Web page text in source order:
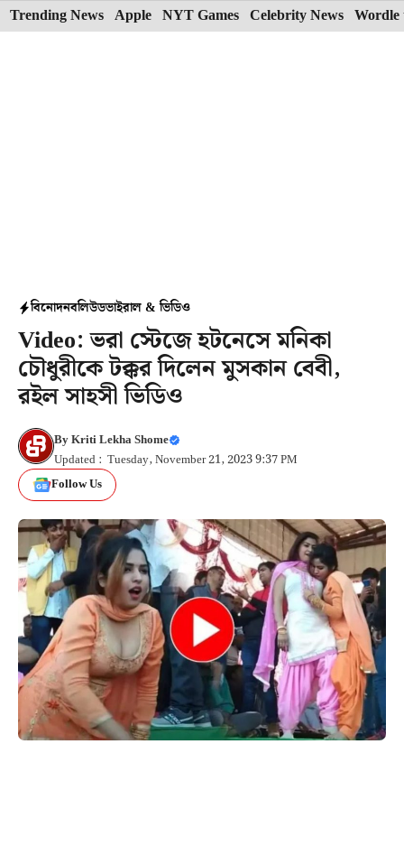
Skip
to
Trending News Apple NYT Games Celebrity News Wordle
বিনোদনবলিউডভাইরাল & ভিডিও
Video: ভরা স্টেজে হটনেসে মনিকা
চৌধুরীকে টক্কর দিলেন মুসকান বেবী,
রইল সাহসী ভিডিও
ByKriti Lekha Shome
Updated : Tuesday, November 21, 2023 9:37 PM
Follow Us